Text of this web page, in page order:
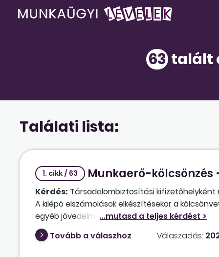
63 talált
Találati lista:
1. cikk / 63 Munkaerő-kölcsönzés
Kérdés: Társadalombiztosítási kifizetőhelyként
A kilépő elszámolások elkészítésekor a
egyéb jövedelmek stb.). A kilépő számfejtések
figyelemmel vagyunk az Mt. 80. §-ára, azaz
utólagosan érkezik számfejtendő összeg, vagy
Tovább a válaszhoz Válaszadás: